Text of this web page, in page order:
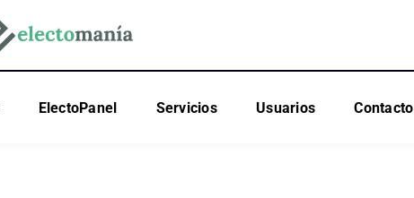
ElectoPanel Servicios Usuarios Contacto